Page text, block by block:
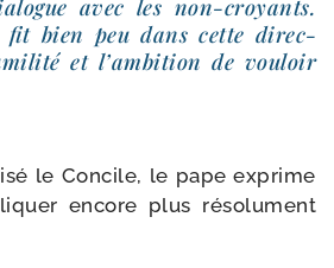
avec les non-​croyants.
fit bien peu dans cette direc­
et l’am­bi­tion de vou­loir
le Concile, le pape exprime
encore plus réso­lu­ment